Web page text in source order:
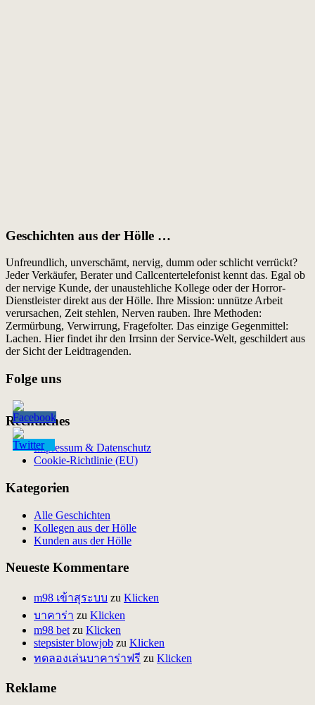
Geschichten aus der Hölle …
Unfreundlich, unverschämt, nervig, dumm oder schlicht verrückt?
Jeder Verkäufer, Berater und Callcentertelefonist kennt das. Egal ob
der nervige Kunde, der unaustehliche Kollege oder der Horror-
Dienstleister direkt aus der Hölle. Ihre Mission: unnütze Arbeit
verursachen, Zeit stehlen, Nerven rauben. Ihre Methoden:
Zermürbung, Verwirrung, Fragefolter. Das einzige Gegenmittel:
Lachen. Hier findet ihr den Irrsinn der Service-Welt, geschildert aus
der Sicht der Leidtragenden.
Folge uns
Rechtliches
Impressum & Datenschutz
Cookie-Richtlinie (EU)
Kategorien
Alle Geschichten
Kollegen aus der Hölle
Kunden aus der Hölle
Neueste Kommentare
m98 เข้าสุระบบ zu Klicken
บาคาร่า zu Klicken
m98 bet zu Klicken
stepsister blowjob zu Klicken
ทดลองเล่นบาคาร่าฟรี zu Klicken
Reklame